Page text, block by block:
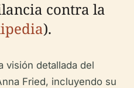
contra la
).
visión detallada del
Fried, incluyendo su